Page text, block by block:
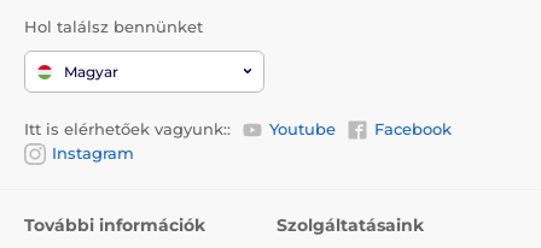
Hol találsz bennünket
Magyar
Itt is elérhetőek vagyunk:: Youtube
Facebook
Instagram
További információk Szolgáltatásaink